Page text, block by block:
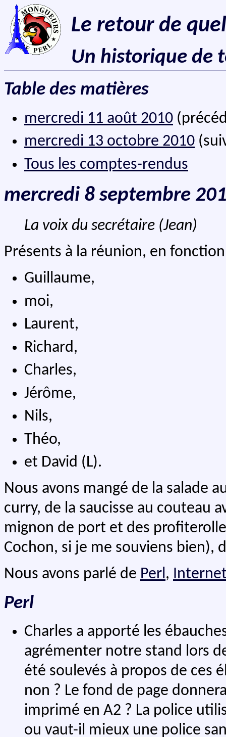
Le retour de
Un historique de
Table des matières
mercredi 11 août 2010
mercredi 13 octobre 2010
Tous les comptes-rendus
mercredi 8 septembre
La voix du secrétaire (Jean)
Présents à la réunion, en
Guillaume,
moi,
Laurent,
Richard,
Charles,
Jérôme,
Nils,
Théo,
et David (L).
Nous avons mangé de la salade
curry, de la saucisse au couteau
mignon de port et des
Cochon, si je me souviens bien),
Nous avons parlé de Perl,
Perl
Charles a apporté les
agrémenter notre stand lors
été soulevés à propos de ces
non ? Le fond de page
imprimé en A2 ? La police
ou vaut-il mieux une police